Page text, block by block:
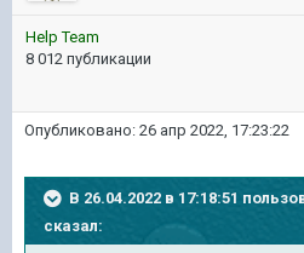
Help Team
8 012 публикации
Опубликовано: 26 апр 2022, 17:23:22
В 26.04.2022 в 17:18:51
сказал: